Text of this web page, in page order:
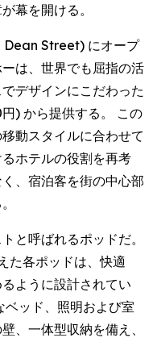
幕を開ける。
Dean Street) にオープ
は、世界でも屈指の活
デザインにこだわった
) から提供する。 この
動スタイルに合わせて
ホテルの役割を再考
、宿泊客を街の中心部
と呼ばれるポッドだ。
た各ポッドは、快適
ように設計されてい
ベッド、照明および室
、一体型収納を備え、